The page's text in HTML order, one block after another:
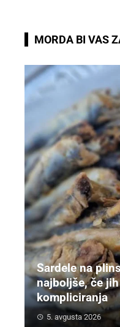
MORDA BI VAS
Sardele na
najboljše, če
kompliciranja
5. avgusta 2026